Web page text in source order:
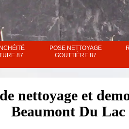
87
POSE NETTOYAGE
GOUTTIÈRE 87
nettoyage et
Beaumont Du Lac